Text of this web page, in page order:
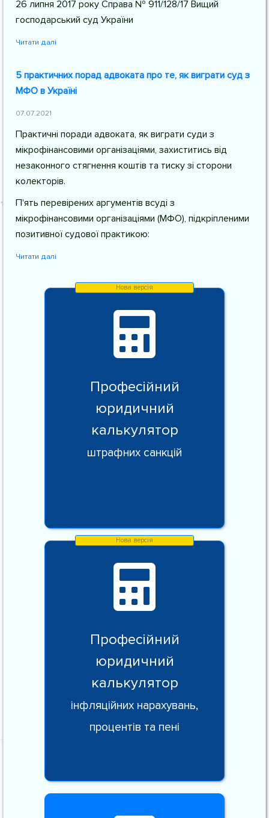
26 липня 2017 року Справа № 911/128/17 Вищий
господарський суд України
Читати далі
5 практичних порад адвоката про те, як виграти суд з
МФО в Україні
07.07.2021
Практичні поради адвоката, як виграти суди з
мікрофінансовими організаціями, захиститись від
незаконного стягнення коштів та тиску зі сторони
колекторів.
П'ять перевірених аргументів всуді з
мікрофінансовими організаціями (МФО), підкріпленими
позитивної судової практикою:
Читати далі
Професійний
юридичний
калькулятор
штрафних санкцій
Професійний
юридичний
калькулятор
інфляційних нарахувань,
процентів та пені